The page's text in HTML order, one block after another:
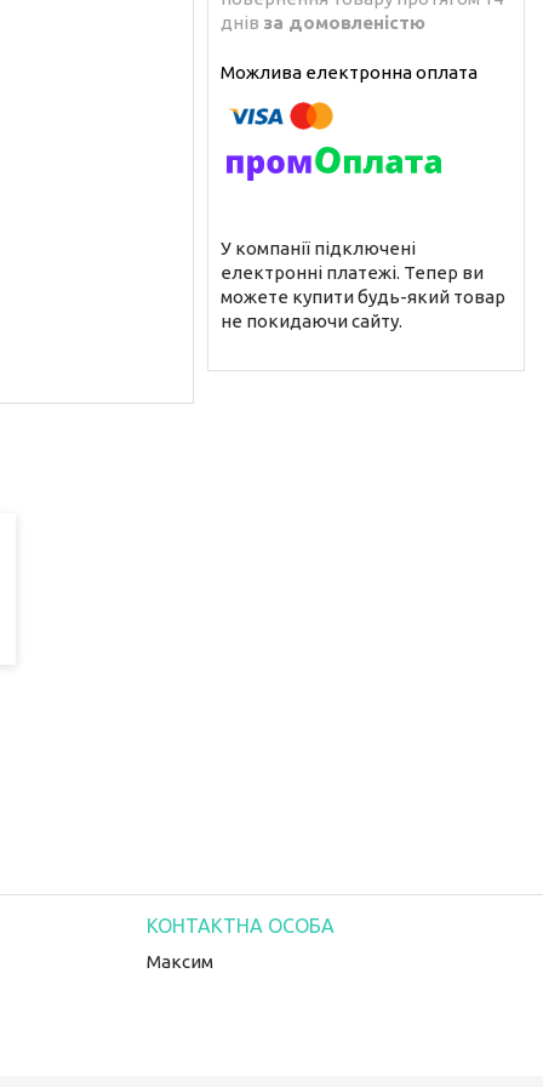
днів за домовленістю
У компанії підключені
електронні платежі. Тепер ви
можете купити будь-який товар
не покидаючи сайту.
Максим